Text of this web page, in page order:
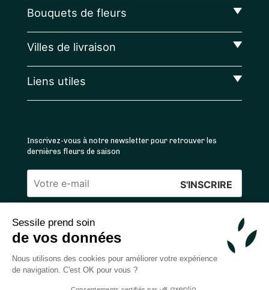
Sessile prend soin
de vos données
Nous utilisons des cookies pour améliorer votre expérience
de navigation. C'est OK pour vous ?
Bouquets de fleurs
Villes de livraison
Liens utiles
Inscrivez-vous à notre newsletter pour retrouver les
dernières fleurs de saison
Veuillez
ce
champ
4.4 /5 ⭐ | 120 000+ bouquets livrés |
Achats 100% sécurisés